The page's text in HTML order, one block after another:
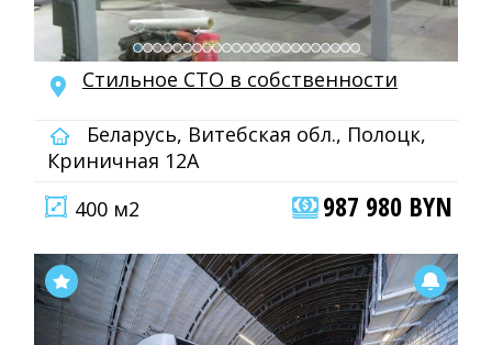
Стильное СТО в собственности
Беларусь, Витебская обл., Полоцк,
Криничная 12А
400 м2
987 980 BYN